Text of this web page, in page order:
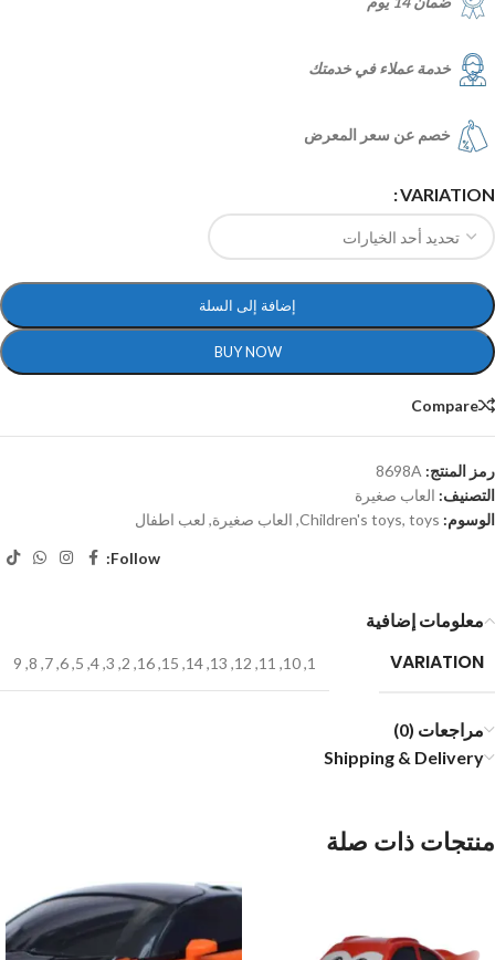
خدمة عملاء في خدمتك
خصم عن سعر المعرض
VARIATION
إضافة إلى السلة
BUY NOW
Compare
رمز المنتج: 8698A
التصنيف: العاب صغيرة
الوسوم:
Children's toys, toys
, العاب صغيرة, لعب اطفال
Follow:
معلومات إضافية
VARIATION
1
,
10
,
11
,
12
,
13
,
14
,
15
,
16
,
2
,
3
,
4
,
5
,
6
,
7
,
8
,
9
مراجعات (0)
Shipping & Delivery
منتجات ذات صلة